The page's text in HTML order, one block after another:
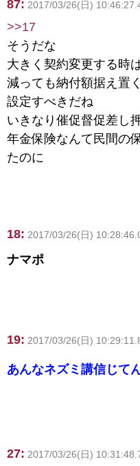
87: 2017/03/26(日)
>>17
そうだな
大きく契約変更する時
減っても納付額据え置
設定すべきだね
いきなり催促督促差し
年金保険なんて民間の
たのに
18: 2017/03/26(日)
ナマポ
19: 2017/03/26(日)
あんなネズミ講信じて
27: 2017/03/26(日)